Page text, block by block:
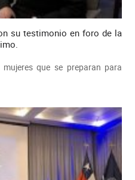
su testimonio en foro de la
que se preparan para